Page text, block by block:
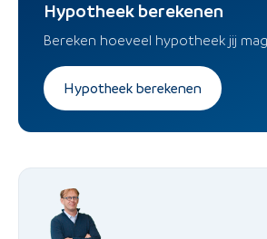
Hypotheek berekenen
Bereken hoeveel hypotheek jij
Hypotheek berekenen